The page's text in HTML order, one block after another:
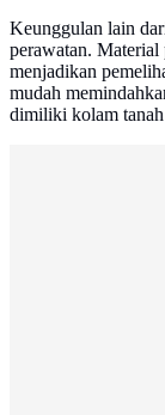
Keunggulan lain
perawatan. Material
menjadikan
mudah
dimiliki kolam tanah